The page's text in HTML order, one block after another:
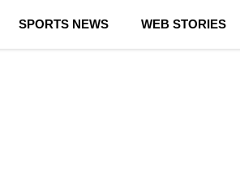
SPORTS NEWS WEB STORIES